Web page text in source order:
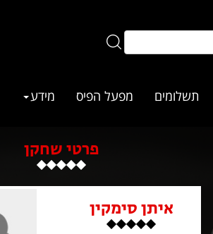
תשלומים מפעל הפיס מידע
פרטי שחקן
איתן סימקין